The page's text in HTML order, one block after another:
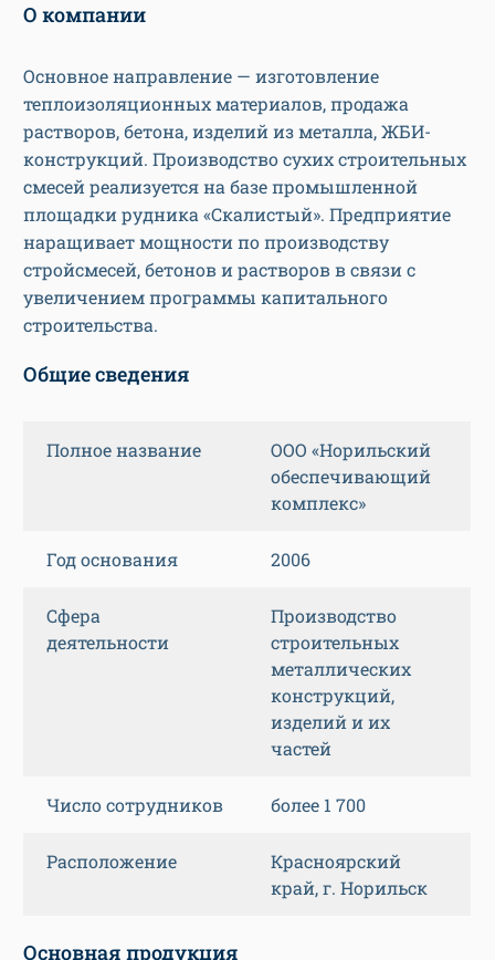
О компании
Основное направление — изготовление
теплоизоляционных материалов, продажа
растворов, бетона, изделий из металла, ЖБИ-
конструкций. Производство сухих строительных
смесей реализуется на базе промышленной
площадки рудника «Скалистый». Предприятие
наращивает мощности по производству
стройсмесей, бетонов и растворов в связи с
увеличением программы капитального
строительства.
Общие сведения
Полное название
ООО «Норильский
обеспечивающий
комплекс»
Год основания 2006
Сфера
деятельности
Производство
строительных
металлических
конструкций,
изделий и их
частей
Число сотрудников более 1 700
Расположение
Красноярский
край, г. Норильск
Основная продукция